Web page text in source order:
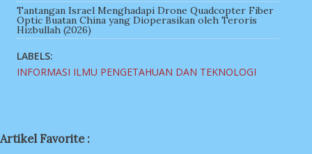
Tantangan Israel Menghadapi Drone Quadcopter Fiber
Optic Buatan China yang Dioperasikan oleh Teroris
Hizbullah (2026)
LABELS:
INFORMASI ILMU PENGETAHUAN DAN TEKNOLOGI
Artikel Favorite :